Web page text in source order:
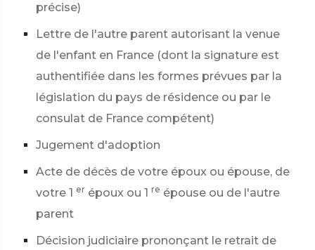
précise)
Lettre de l'autre parent autorisant la venue
de l'enfant en France (dont la signature est
authentifiée dans les formes prévues par la
législation du pays de résidence ou par le
consulat de France compétent)
Jugement d'adoption
Acte de décès de votre époux ou épouse, de
votre 1 er époux ou 1 re épouse ou de l'autre
parent
Décision judiciaire prononçant le retrait de